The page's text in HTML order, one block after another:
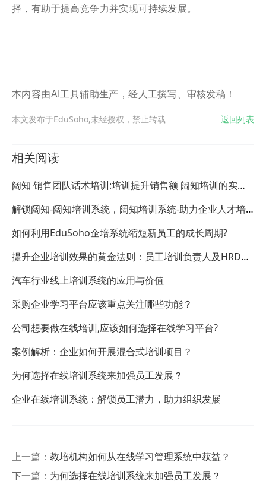
择，有助于提高竞争力并实现可持续发展。
本内容由AI工具辅助生产，经人工撰写、审核发稿！
本文发布于EduSoho,未经授权，禁止转载 返回列表
相关阅读
阔知 销售团队话术培训:培训提升销售额 阔知培训的实战
解锁阔知-阔知培训系统，阔知培训系统-助力企业人才培
如何利用EduSoho企培系统缩短新员工的成长周期?
提升企业培训效果的黄金法则：员工培训负责人及HRD必
汽车行业线上培训系统的应用与价值
采购企业学习平台应该重点关注哪些功能？
公司想要做在线培训,应该如何选择在线学习平台?
案例解析：企业如何开展混合式培训项目？
为何选择在线培训系统来加强员工发展？
企业在线培训系统：解锁员工潜力，助力组织发展
上一篇： 教培机构如何从在线学习管理系统中获益？
下一篇： 为何选择在线培训系统来加强员工发展？